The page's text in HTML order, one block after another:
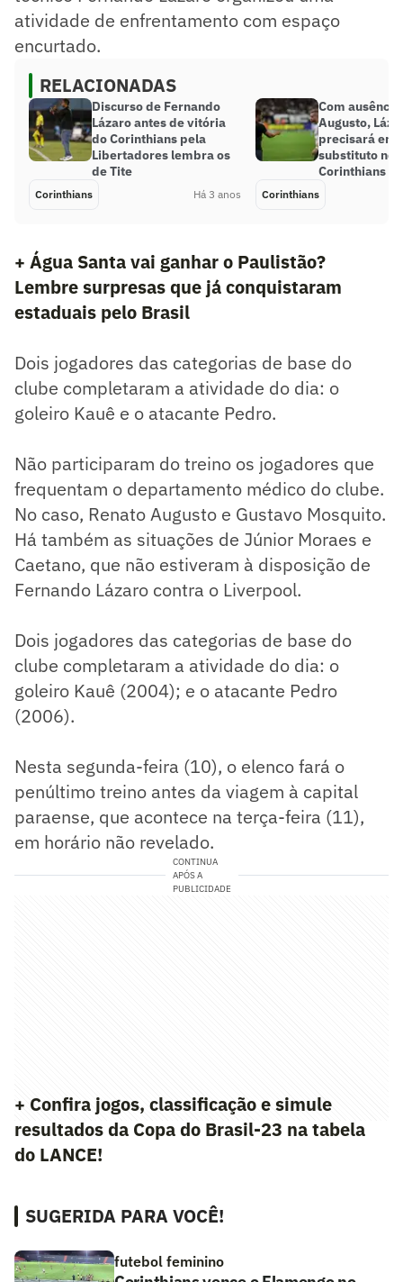
atividade de enfrentamento com espaço
encurtado.
RELACIONADAS
Discurso de Fernando
Lázaro antes de vitória
do Corinthians pela
Libertadores lembra os
de Tite
Corinthians Há 3 anos
Com
Augusto,
precisará
substituto no
Corinthians
Corinthians
+ Água Santa vai ganhar o Paulistão?
Lembre surpresas que já conquistaram
estaduais pelo Brasil
Dois jogadores das categorias de base do
clube completaram a atividade do dia: o
goleiro Kauê e o atacante Pedro.
Não participaram do treino os jogadores que
frequentam o departamento médico do clube.
No caso, Renato Augusto e Gustavo Mosquito.
Há também as situações de Júnior Moraes e
Caetano, que não estiveram à disposição de
Fernando Lázaro contra o Liverpool.
Dois jogadores das categorias de base do
clube completaram a atividade do dia: o
goleiro Kauê (2004); e o atacante Pedro
(2006).
Nesta segunda-feira (10), o elenco fará o
penúltimo treino antes da viagem à capital
paraense, que acontece na terça-feira (11),
em horário não revelado.
CONTINUA
APÓS A
PUBLICIDADE
+ Confira jogos, classificação e simule
resultados da Copa do Brasil-23 na tabela
do LANCE!
SUGERIDA PARA VOCÊ!
futebol feminino